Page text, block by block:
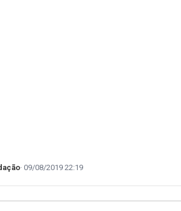
09/08/2019 22:19